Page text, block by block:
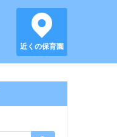
近くの保育園